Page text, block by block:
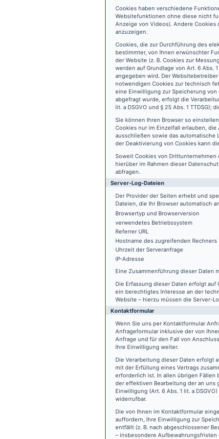
Cookies haben verschiedene
Websitefunktionen ohne diese nicht
Anzeige von Videos). Andere
anzuzeigen.
Cookies, die zur Durchführung des
bestimmter, von Ihnen erwünschter
der Website (z. B. Cookies zur
werden auf Grundlage von Art. 6 Abs.
angegeben wird. Der
notwendigen Cookies zur technisch
eine Einwilligung zur Speicherung
abgefragt wurde, erfolgt die
lit. a DSGVO und § 25 Abs. 1
Sie können Ihren Browser so
Cookies nur im Einzelfall erlauben,
ausschließen sowie das automatische
der Deaktivierung von Cookies kann
Soweit Cookies von
hierüber im Rahmen dieser
abfragen.
Server-Log-Dateien
Der Provider der Seiten erhebt und
Dateien, die Ihr Browser automatisch
Browsertyp und Browserversion
verwendetes Betriebssystem
Referrer URL
Hostname des zugreifenden Rechners
Uhrzeit der Serveranfrage
IP-Adresse
Eine Zusammenführung dieser Daten
Die Erfassung dieser Daten erfolgt auf
ein berechtigtes Interesse an der
Website – hierzu müssen die Server-
Kontaktformular
Wenn Sie uns per Kontaktformular
Anfrageformular inklusive der von
Anfrage und für den Fall von
Ihre Einwilligung weiter.
Die Verarbeitung dieser Daten erfolgt
mit der Erfüllung eines Vertrags
erforderlich ist. In allen übrigen Fällen
der effektiven Bearbeitung der an uns
Einwilligung (Art. 6 Abs. 1 lit. a
widerrufbar.
Die von Ihnen im Kontaktformular
auffordern, Ihre Einwilligung zur
entfällt (z. B. nach abgeschlossener
– insbesondere